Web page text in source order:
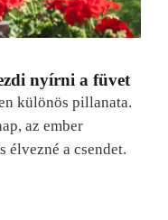
nyírni a füvet
különös pillanata.
az ember
élvezné a csendet.